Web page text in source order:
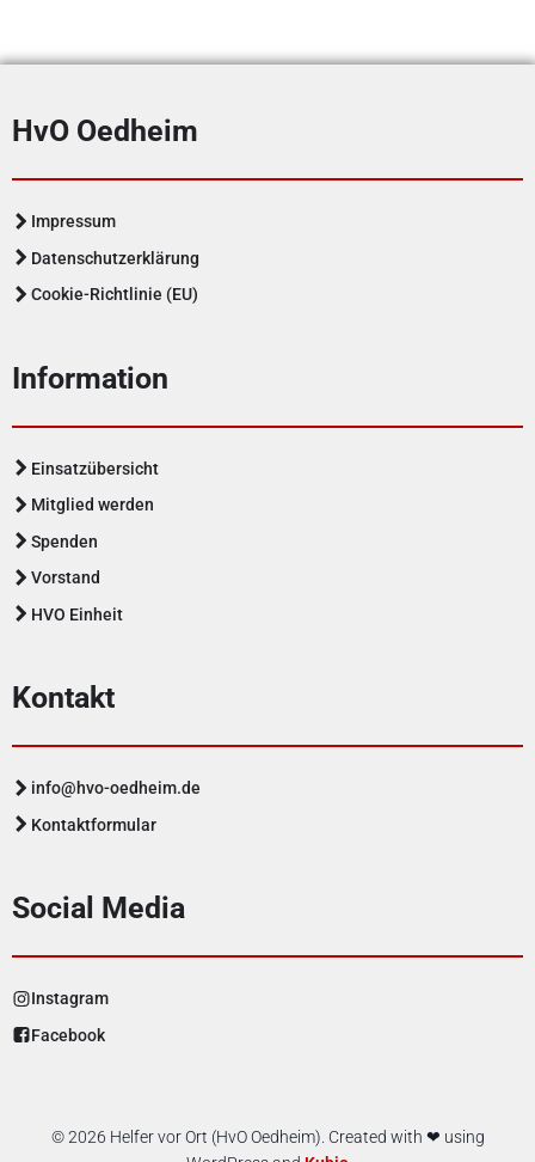
HvO Oedheim
Impressum
Datenschutzerklärung
Cookie-Richtlinie (EU)
Information
Einsatzübersicht
Mitglied werden
Spenden
Vorstand
HVO Einheit
Kontakt
info@hvo-oedheim.de
Kontaktformular
Social Media
Instagram
Facebook
© 2026 Helfer vor Ort (HvO Oedheim). Created with ❤ using